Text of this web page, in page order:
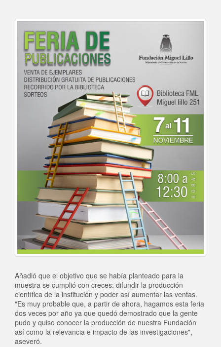
Añadió que el objetivo que se había planteado para la
muestra se cumplió con creces: difundir la producción
científica de la institución y poder así aumentar las ventas.
"Es muy probable que, a partir de ahora, hagamos esta feria
dos veces por año ya que quedó demostrado que la gente
pudo y quiso conocer la producción de nuestra Fundación
así como la relevancia e impacto de las investigaciones",
aseveró.